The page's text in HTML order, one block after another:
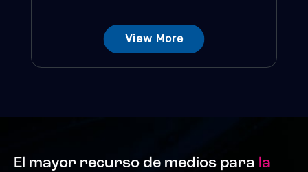
View More
El mayor recurso de medios para la